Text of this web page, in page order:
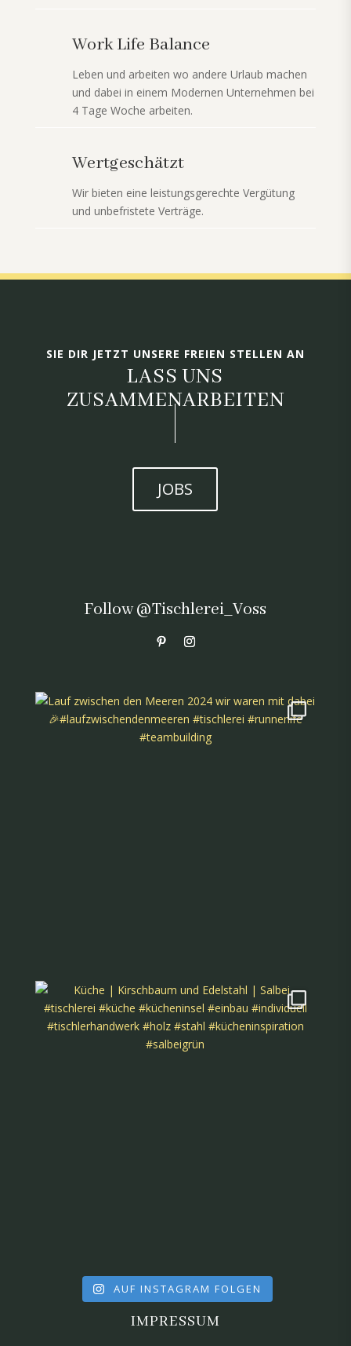
Work Life Balance
Leben und arbeiten wo andere Urlaub machen
und dabei in einem Modernen Unternehmen bei
4 Tage Woche arbeiten.
Wertgeschätzt
Wir bieten eine leistungsgerechte Vergütung
und unbefristete Verträge.
SIE DIR JETZT UNSERE FREIEN STELLEN AN
LASS UNS
ZUSAMMENARBEITEN
JOBS
Follow @Tischlerei_Voss
AUF INSTAGRAM FOLGEN
IMPRESSUM